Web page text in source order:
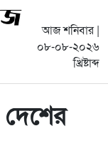
আজ শনিবার |
০৮-০৮-২০২৬
খ্রিষ্টাব্দ
দেশের